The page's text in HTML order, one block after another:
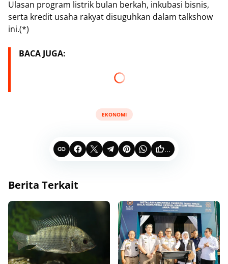
Ulasan program listrik bulan berkah, inkubasi bisnis,
serta kredit usaha rakyat disuguhkan dalam talkshow
ini.(*)
BACA JUGA:
EKONOMI
...
Berita Terkait